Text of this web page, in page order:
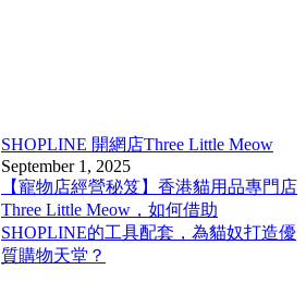
SHOPLINE 開網店Three Little Meow
September 1, 2025
【寵物店經營秘笈】香港貓用品專門店
Three Little Meow，如何借助
SHOPLINE的工具配套，為貓奴打造優
質購物天堂？